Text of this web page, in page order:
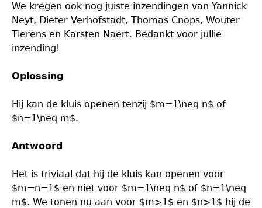
We kregen ook nog juiste inzendingen van Yannick
Neyt, Dieter Verhofstadt, Thomas Cnops, Wouter
Tierens en Karsten Naert. Bedankt voor jullie
inzending!
Oplossing
Hij kan de kluis openen tenzij $m=1\neq n$ of
$n=1\neq m$.
Antwoord
Het is triviaal dat hij de kluis kan openen voor
$m=n=1$ en niet voor $m=1\neq n$ of $n=1\neq
m$. We tonen nu aan voor $m>1$ en $n>1$ hij de